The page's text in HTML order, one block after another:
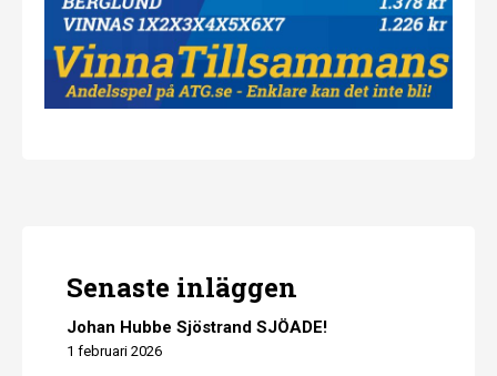
Senaste inläggen
Johan Hubbe Sjöstrand SJÖADE!
1 februari 2026